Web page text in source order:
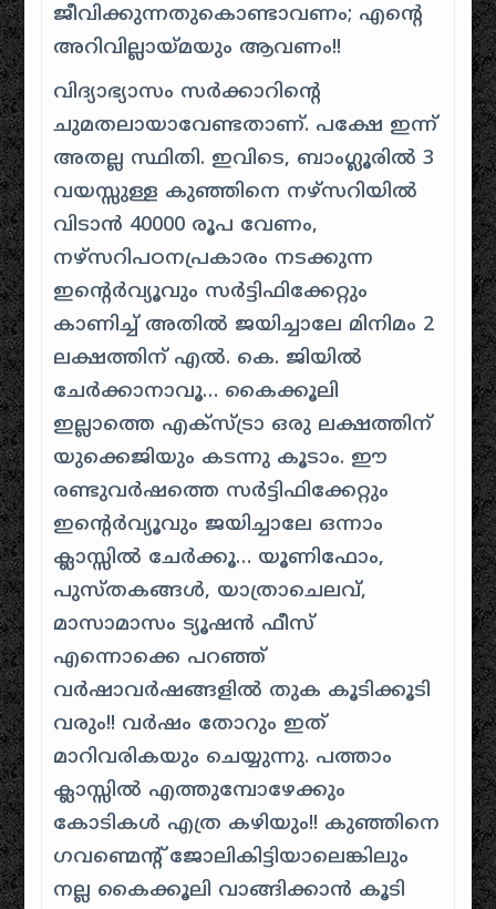
ജീവിക്കുന്നതുകൊണ്ടാവണം; എന്റെ
അറിവില്ലായ്മയും ആവണം!!
വിദ്യാഭ്യാസം സർക്കാറിന്റെ
ചുമതലായാവേണ്ടതാണ്. പക്ഷേ ഇന്ന്
അതല്ല സ്ഥിതി. ഇവിടെ, ബാംഗ്ലൂരിൽ 3
വയസ്സുള്ള കുഞ്ഞിനെ നഴ്സറിയിൽ
വിടാൻ 40000 രൂപ വേണം,
നഴ്സറിപഠനപ്രകാരം നടക്കുന്ന
ഇന്റെർവ്യൂവും സർട്ടിഫിക്കേറ്റും
കാണിച്ച് അതിൽ ജയിച്ചാലേ മിനിമം 2
ലക്ഷത്തിന് എൽ. കെ‌. ജിയിൽ
ചേർക്കാനാവൂ… കൈക്കൂലി
ഇല്ലാത്തെ എക്സ്ട്രാ ഒരു ലക്ഷത്തിന്
യുക്കെജിയും കടന്നു കൂടാം. ഈ
രണ്ടുവർഷത്തെ സർട്ടിഫിക്കേറ്റും
ഇന്റെർവ്യൂവും ജയിച്ചാലേ ഒന്നാം
ക്ലാസ്സിൽ ചേർക്കൂ… യൂണിഫോം,
പുസ്തകങ്ങൾ, യാത്രാചെലവ്,
മാസാമാസം ട്യൂഷൻ ഫീസ്
എന്നൊക്കെ പറഞ്ഞ്
വർഷാവർഷങ്ങളിൽ തുക കൂടിക്കൂടി
വരും!! വർഷം തോറും ഇത്
മാറിവരികയും ചെയ്യുന്നു. പത്താം
ക്ലാസ്സിൽ എത്തുമ്പോഴേക്കും
കോടികൾ എത്ര കഴിയും!! കുഞ്ഞിനെ
ഗവണ്മെന്റ് ജോലികിട്ടിയാലെങ്കിലും
നല്ല കൈക്കൂലി വാങ്ങിക്കാൻ കൂടി